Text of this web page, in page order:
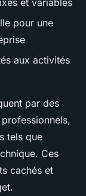
pour une
aux activités
par des
tels que
Ces
cachés et